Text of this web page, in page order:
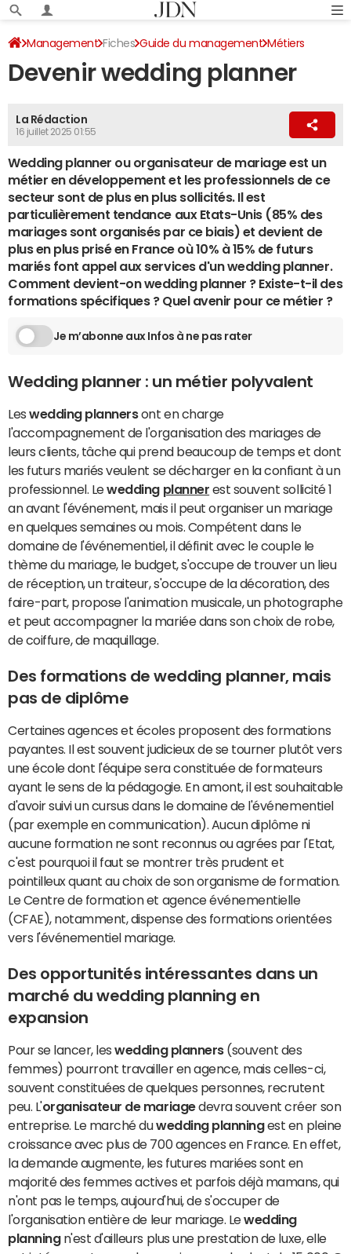
Management Fiches Guide du management Métiers
Devenir wedding planner
La Rédaction
16 juillet 2025 01:55
Wedding planner ou organisateur de mariage est un
métier en développement et les professionnels de ce
secteur sont de plus en plus sollicités. Il est
particulièrement tendance aux Etats-Unis (85% des
mariages sont organisés par ce biais) et devient de
plus en plus prisé en France où 10% à 15% de futurs
mariés font appel aux services d'un wedding planner.
Comment devient-on wedding planner ? Existe-t-il des
formations spécifiques ? Quel avenir pour ce métier ?
Je m’abonne aux Infos à ne pas rater
Wedding planner : un métier polyvalent
Leswedding plannersont en charge
l'accompagnement de l'organisation des mariages de
leurs clients, tâche qui prend beaucoup de temps et dont
les futurs mariés veulent se décharger en la confiant à un
professionnel. Lewedding planner est souvent sollicité 1
an avant l'événement, mais il peut organiser un mariage
en quelques semaines ou mois. Compétent dans le
domaine de l'événementiel, il définit avec le couple le
thème du mariage, le budget, s'occupe de trouver un lieu
de réception, un traiteur, s'occupe de la décoration, des
faire-part, propose l'animation musicale, un photographe
et peut accompagner la mariée dans son choix de robe,
de coiffure, de maquillage.
Des formations de wedding planner, mais
pas de diplôme
Certaines agences et écoles proposent des formations
payantes. Il est souvent judicieux de se tourner plutôt vers
une école dont l'équipe sera constituée de formateurs
ayant le sens de la pédagogie. En amont, il est souhaitable
d'avoir suivi un cursus dans le domaine de l'événementiel
(par exemple en communication). Aucun diplôme ni
aucune formation ne sont reconnus ou agrées par l'Etat,
c'est pourquoi il faut se montrer très prudent et
pointilleux quant au choix de son organisme de formation.
Le Centre de formation et agence événementielle
(CFAE), notamment, dispense des formations orientées
vers l'événementiel mariage.
Des opportunités intéressantes dans un
marché du wedding planning en
expansion
Pour se lancer, leswedding planners(souvent des
femmes) pourront travailler en agence, mais celles-ci,
souvent constituées de quelques personnes, recrutent
peu. L'organisateur de mariagedevra souvent créer son
entreprise. Le marché duwedding planningest en pleine
croissance avec plus de 700 agences en France. En effet,
la demande augmente, les futures mariées sont en
majorité des femmes actives et parfois déjà mamans, qui
n'ont pas le temps, aujourd'hui, de s'occuper de
l'organisation entière de leur mariage. Lewedding
planningn'est d'ailleurs plus une prestation de luxe, elle